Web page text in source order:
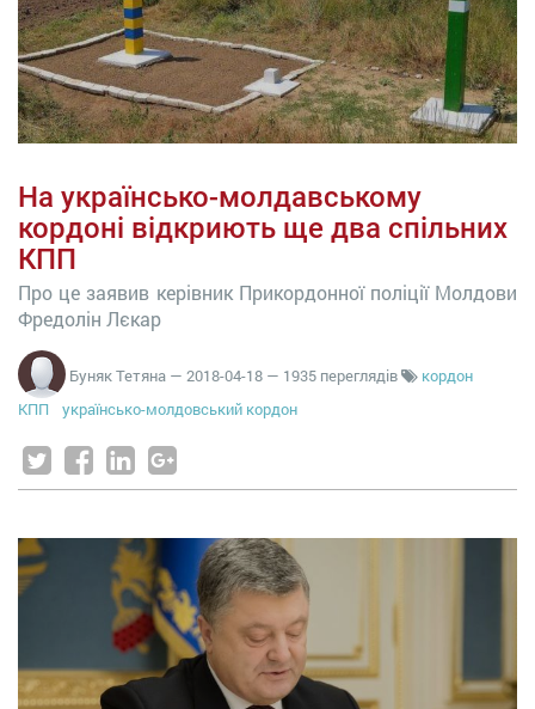
На українсько-молдавському
кордоні відкриють ще два спільних
КПП
Про це заявив керівник Прикордонної поліції Молдови
Фредолін Лєкар
Буняк Тетяна — 2018-04-18 — 1935 переглядів
кордон
КПП
українсько-молдовський кордон